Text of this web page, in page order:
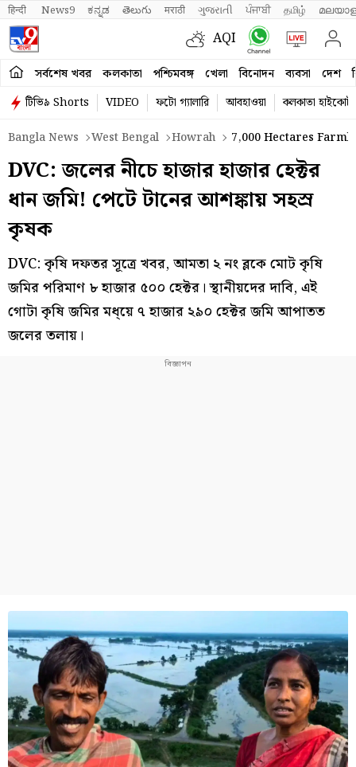
हिन्दी News9 ಕನ್ನಡ తెలుగు मराठी ગુજરાતી ਪੰਜਾਬੀ தமிழ்
AQI
সর্বশেষ খবর কলকাতা পশ্চিমবঙ্গ খেলা বিনোদন ব্যবসা দেশ
টিভি৯ Shorts VIDEO ফটো গ্যালারি আবহাওয়া
কলকাতা হাইকোর্ট
Bangla News
West Bengal Howrah 7,000 Hectares
DVC: জলের নীচে হাজার হাজার হেক্টর
ধান জমি! পেটে টানের আশঙ্কায় সহস্র
কৃষক
DVC: কৃষি দফতর সূত্রে খবর, আমতা ২ নং ব্লকে মোট কৃষি
জমির পরিমাণ ৮ হাজার ৫০০ হেক্টর। স্থানীয়দের দাবি, এই
গোটা কৃষি জমির মধ্য়ে ৭ হাজার ২৯০ হেক্টর জমি আপাতত
জলের তলায়।